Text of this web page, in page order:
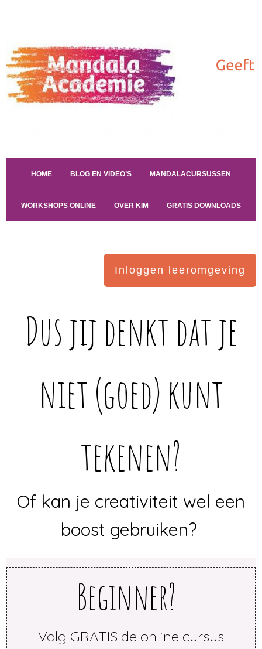
HOME BLOG EN VIDEO’S MANDALACURSUSSEN
WORKSHOPS ONLINE OVER KIM GRATIS DOWNLOADS
Inloggen leeromgeving
Dus jij denkt dat je
niet (goed) kunt
tekenen?
Of kan je creativiteit wel een
boost gebruiken?
Beginner?
Volg GRATIS de online cursus